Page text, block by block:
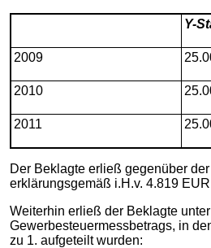
Y-
2009
2010
2011
Der Beklagte erließ gegenüber
erklärungsgemäß i.H.v. 4.819
Weiterhin erließ der Beklagte
Gewerbesteuermessbetrags, in
zu 1. aufgeteilt wurden: